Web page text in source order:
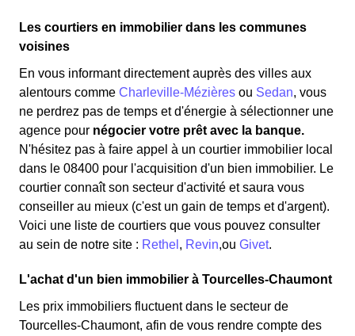
Les courtiers en immobilier dans les communes
voisines
En vous informant directement auprès des villes aux
alentours comme Charleville-Mézières ou Sedan, vous
ne perdrez pas de temps et d'énergie à sélectionner une
agence pour négocier votre prêt avec la banque.
N'hésitez pas à faire appel à un courtier immobilier local
dans le 08400 pour l'acquisition d'un bien immobilier. Le
courtier connaît son secteur d'activité et saura vous
conseiller au mieux (c'est un gain de temps et d'argent).
Voici une liste de courtiers que vous pouvez consulter
au sein de notre site : Rethel , Revin,ou Givet.
L'achat d'un bien immobilier à Tourcelles-Chaumont
Les prix immobiliers fluctuent dans le secteur de
Tourcelles-Chaumont, afin de vous rendre compte des